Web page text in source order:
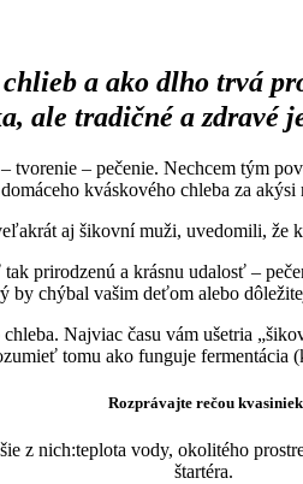
a ako dlho trvá
ale tradičné a zdravé
tvorenie – pečenie. Nechcem tým
kváskového chleba za
aj šikovní muži, uvedomili, že
prirodzenú a krásnu udalosť –
by chýbal vašim deťom alebo
Najviac času vám ušetria
tomu ako funguje fermentácia
Rozprávajte rečou kvasiniek
z nich:teplota vody, okolitého
štartéra.